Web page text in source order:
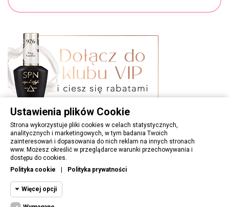
OBSŁUGA KLIENTA
INFORMACJE
Ustawienia plików Cookie
Strona wykorzystuje pliki cookies w celach statystycznych,
analitycznych i marketingowych, w tym badania Twoich
zainteresowań i dopasowania do nich reklam na innych stronach
www. Możesz określić w przeglądarce warunki przechowywania i
dostępu do cookies.
Polityka cookie
Polityka prywatności
Więcej opcji